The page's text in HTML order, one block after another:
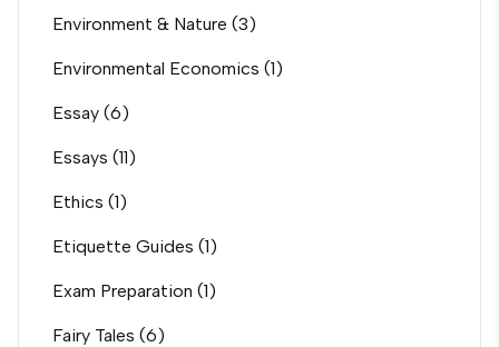
Environment & Nature (3)
Environmental Economics (1)
Essay (6)
Essays (11)
Ethics (1)
Etiquette Guides (1)
Exam Preparation (1)
Fairy Tales (6)